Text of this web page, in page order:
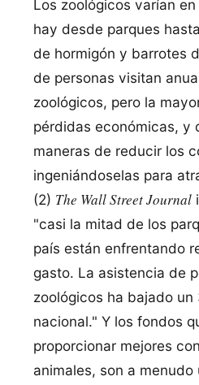
Los zoológicos varían
hay desde parques
de hormigón y barrotes
de personas visitan
zoológicos, pero la
pérdidas económicas, y
maneras de reducir los
ingeniándoselas para
(2) The Wall Street Journal
"casi la mitad de los
país están enfrentando
gasto. La asistencia de
zoológicos ha bajado un
nacional." Y los fondos
proporcionar mejores
animales, son a